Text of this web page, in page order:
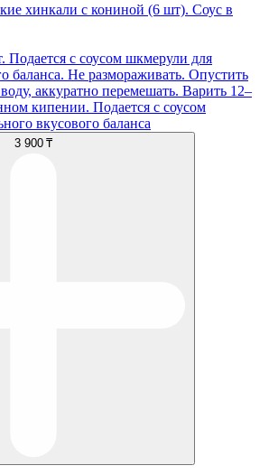
хинкали с кониной (6 шт). Соус в
Подается с соусом шкмерули для
баланса. Не размораживать. Опустить
аккуратно перемешать. Варить 12–
кипении. Подается с соусом
вкусового баланса
3 900 ₸